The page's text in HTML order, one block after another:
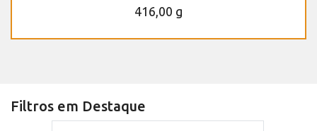
416,00 g
Filtros em Destaque